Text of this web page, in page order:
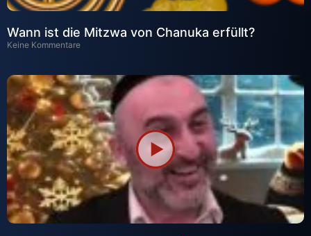
Wann ist die Mitzwa von Chanuka erfüllt?
Keine Kommentare